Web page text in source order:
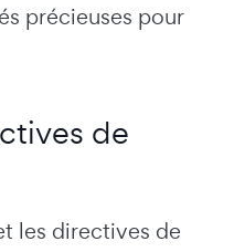
précieuses pour
de
les directives de